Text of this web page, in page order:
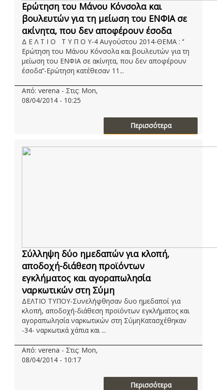
Ερώτηση του Μάνου Κόνσολα και
βουλευτών για τη μείωση του ΕΝΦΙΑ σε
ακίνητα, που δεν αποφέρουν έσοδα
Δ Ε Λ Τ Ι Ο Τ Υ Π Ο Υ-4 Αυγούστου 2014-ΘΕΜΑ : ‘’
Ερώτηση του Μάνου Κόνσολα και βουλευτών για τη
μείωση του ΕΝΦΙΑ σε ακίνητα, που δεν αποφέρουν
έσοδα’’-Ερώτηση κατέθεσαν 11...
Από: verena - Στις: Mon,
08/04/2014 - 10:25
Περισσότερα
Σύλληψη δύο ημεδαπών για κλοπή,
αποδοχή-διάθεση προϊόντων
εγκλήματος και αγοραπωλησία
ναρκωτικών στη Σύμη
ΔΕΛΤΙΟ ΤΥΠΟΥ-Συνελήφθησαν δυο ημεδαποί για
κλοπή, αποδοχή-διάθεση προϊόντων εγκλήματος και
αγοραπωλησία ναρκωτικών στη ΣύμηΚατασχέθηκαν
-34- ναρκωτικά χάπια και ...
Από: verena - Στις: Mon,
08/04/2014 - 10:17
Περισσότερα